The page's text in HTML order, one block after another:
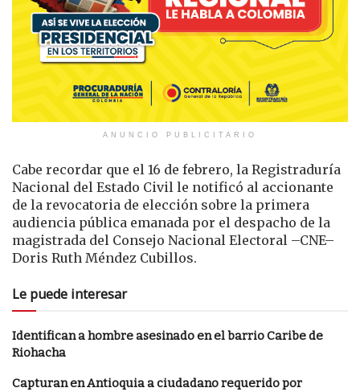
ANUNCIO PUBLICITARIO
Cabe recordar que el 16 de febrero, la Registraduría
Nacional del Estado Civil le notificó al accionante
de la revocatoria de elección sobre la primera
audiencia pública emanada por el despacho de la
magistrada del Consejo Nacional Electoral –CNE–
Doris Ruth Méndez Cubillos.
Le puede interesar
Identifican a hombre asesinado en el barrio Caribe de
Riohacha
Capturan en Antioquia a ciudadano requerido por